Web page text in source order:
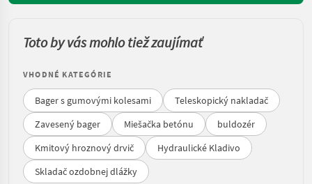
Toto by vás mohlo tiež zaujímať
VHODNÉ KATEGÓRIE
Bager s gumovými kolesami
Teleskopický nakladač
Zavesený bager
Miešačka betónu
buldozér
Kmitový hroznový drvič
Hydraulické Kladivo
Skladač ozdobnej dlážky